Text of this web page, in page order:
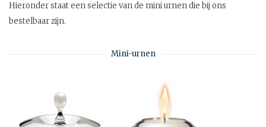
Hieronder staat een selectie van de mini urnen die bij ons
bestelbaar zijn.
Mini-urnen